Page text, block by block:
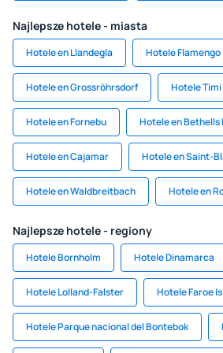
Najlepsze hotele - miasta
Hotele en Llandegla Hotele Flamengo
Hotele en Grossröhrsdorf Hotele Timi
Hotele en Fornebu Hotele en Bethells
Hotele en Cajamar Hotele en Saint-
Hotele en Waldbreitbach Hotele en
Najlepsze hotele - regiony
Hotele Bornholm Hotele Dinamarca
Hotele Lolland-Falster Hotele Faroe
Hotele Parque nacional del Bontebok